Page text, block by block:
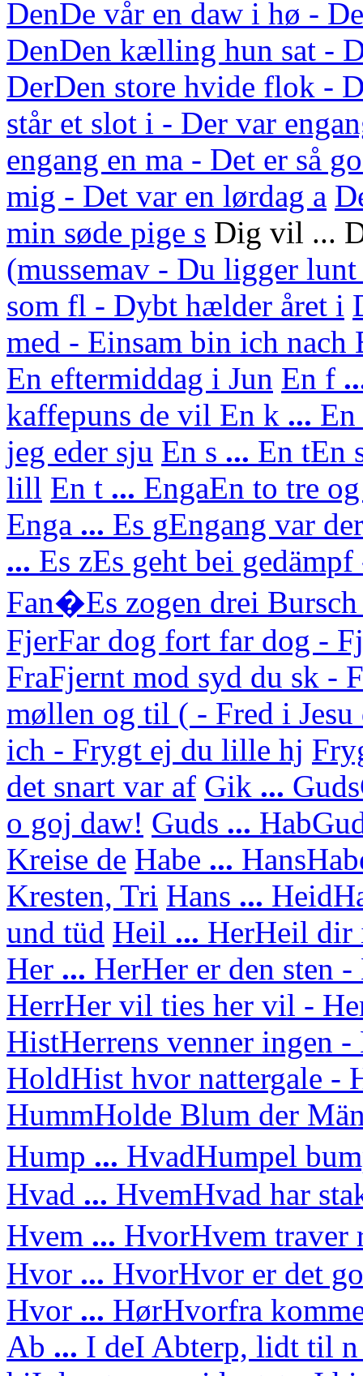
DenDe vår en daw i hø -
DenDen kælling hun sat -
DerDen store hvide flok -
står et slot i - Der var
engang en ma - Det er så
mig - Det var en lørdag a
min søde pige s Dig vil ...
(mussemav - Du ligger lunt
som fl - Dybt hælder året i
med - Einsam bin ich nach
En eftermiddag i Jun En f
kaffepuns de vil En k ... En
jeg eder sju En s ... En tEn
lill En t ... EngaEn to tre
Enga ... Es gEngang var
... Es zEs geht bei
Fan�Es zogen drei
FjerFar dog fort far dog -
FraFjernt mod syd du sk -
møllen og til ( - Fred i
ich - Frygt ej du lille hj
det snart var af Gik ... Guds
o goj daw! Guds ... Hab
Kreise de Habe ... Hans
Kresten, Tri Hans ... Heid
und tüd Heil ... HerHeil dir
Her ... HerHer er den sten
HerrHer vil ties her vil -
HistHerrens venner ingen
HoldHist hvor nattergale -
HummHolde Blum der
Hump ... HvadHumpel
Hvad ... HvemHvad har
Hvem ... HvorHvem
Hvor ... HvorHvor er det
Hvor ... HørHvorfra
Ab ... I deI Abterp, lidt til n